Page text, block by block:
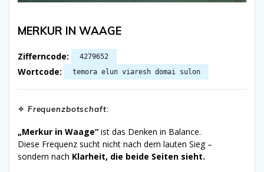
MERKUR IN WAAGE
Zifferncode: 4279652
Wortcode: temora elun viaresh domai sulon
✧ Frequenzbotschaft:
„Merkur in Waage“ ist das Denken in Balance.
Diese Frequenz sucht nicht nach dem lauten Sieg –
sondern nach Klarheit, die beide Seiten sieht.